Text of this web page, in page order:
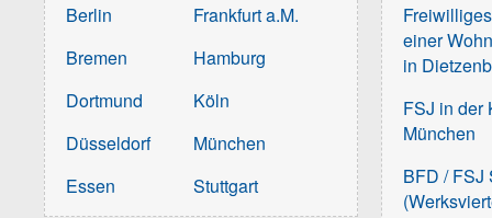
Berlin
Bremen
Dortmund
Düsseldorf
Essen
Frankfurt a.M.
Hamburg
Köln
München
Stuttgart
einer
in
FSJ in der
München
BFD / FSJ